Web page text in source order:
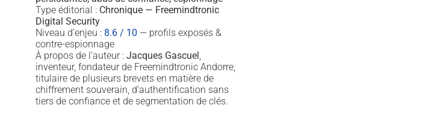
Type éditorial : Chronique — Freemindtronic
Digital Security
Niveau d’enjeu : 8.6 / 10 — profils exposés &
contre-espionnage
À propos de l’auteur : Jacques Gascuel
inventeur, fondateur de Freemindtronic Andorre,
titulaire de plusieurs brevets en matière de
chiffrement souverain, d’authentification sans
tiers de confiance et de segmentation de clés.